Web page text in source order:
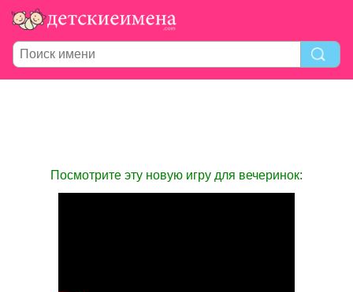
Посмотрите эту новую игру для вечеринок: